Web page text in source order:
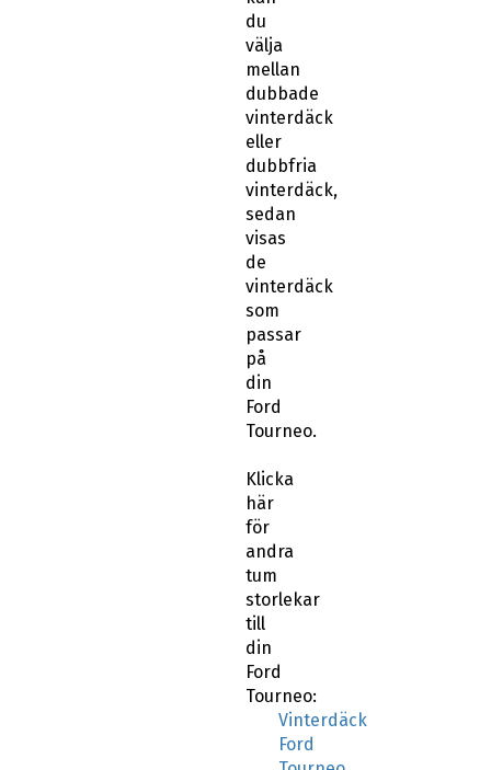
välja
mellan
dubbade
vinterdäck
eller
dubbfria
vinterdäck,
sedan
visas
de
vinterdäck
som
passar
på
din
Ford
Tourneo.
här
för
andra
tum
storlekar
till
din
Ford
Tourneo:
Vinterdäck
Ford
Tourneo
15